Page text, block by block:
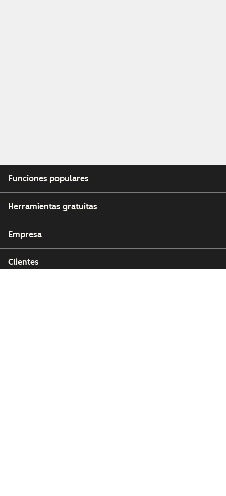
Funciones populares
Herramientas gratuitas
Empresa
Clientes